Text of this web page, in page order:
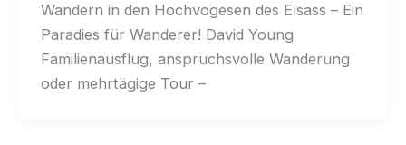
Wandern in den Hochvogesen des Elsass – Ein
Paradies für Wanderer! David Young
Familienausflug, anspruchsvolle Wanderung
oder mehrtägige Tour –